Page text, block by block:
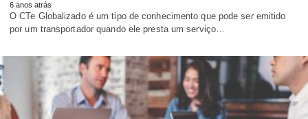
6 anos atrás
O CTe Globalizado é um tipo de conhecimento que pode ser emitido
por um transportador quando ele presta um serviço…